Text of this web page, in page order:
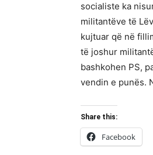
socialiste ka
militantëve të
kujtuar që në
të joshur
bashkohen PS,
vendin e punës.
Share this:
Facebook